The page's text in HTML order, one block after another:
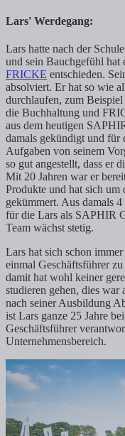
Lars' Werdegang:
Lars hatte nach der
und sein Bauchgefühl hat
FRICKE entschieden.
absolviert. Er hat so wie
durchlaufen, zum
die Buchhaltung und
aus dem heutigen
damals gekündigt und für
Aufgaben von seinem
so gut angestellt, dass er
Mit 20 Jahren war er
Produkte und hat sich
gekümmert. Aus damals
für die Lars als SAPHIR
Team wächst stetig.
Lars hat sich schon
einmal Geschäftsführer
damit hat wohl keiner
studieren gehen, dies war
nach seiner Ausbildung
ist Lars ganze 25 Jahre
Geschäftsführer
Unternehmensbereich.